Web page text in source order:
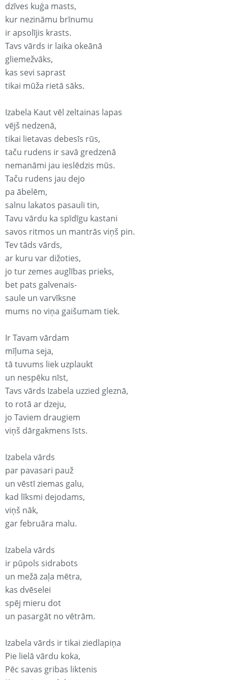
dzīves kuģa masts,
kur nezināmu brīnumu
ir apsolījis krasts.
Tavs vārds ir laika okeānā
gliemežvāks,
kas sevi saprast
tikai mūža rietā sāks.
Izabela Kaut vēl zeltainas lapas
vējš nedzenā,
tikai lietavas debesīs rūs,
taču rudens ir savā gredzenā
nemanāmi jau ieslēdzis mūs.
Taču rudens jau dejo
pa ābelēm,
salnu lakatos pasauli tin,
Tavu vārdu ka spīdīgu kastani
savos ritmos un mantrās viņš pin.
Tev tāds vārds,
ar kuru var dižoties,
jo tur zemes auglības prieks,
bet pats galvenais-
saule un varvīksne
mums no viņa gaišumam tiek.
Ir Tavam vārdam
mīļuma seja,
tā tuvums liek uzplaukt
un nespēku nīst,
Tavs vārds Izabela uzzied gleznā,
to rotā ar dzeju,
jo Taviem draugiem
viņš dārgakmens īsts.
Izabela vārds
par pavasari pauž
un vēstī ziemas galu,
kad līksmi dejodams,
viņš nāk,
gar februāra malu.
Izabela vārds
ir pūpols sidrabots
un mežā zaļa mētra,
kas dvēselei
spēj mieru dot
un pasargāt no vētrām.
Izabela vārds ir tikai ziedlapiņa
Pie lielā vārdu koka,
Pēc savas gribas liktenis